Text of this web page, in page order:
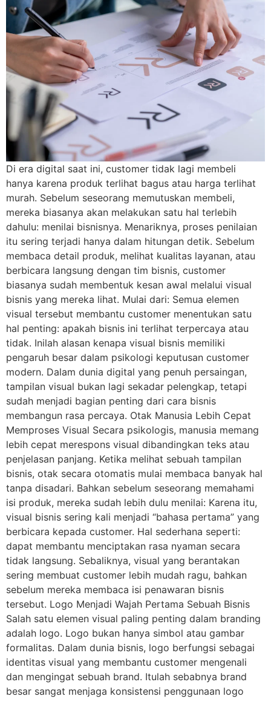
Di era digital saat ini, customer tidak lagi membeli
hanya karena produk terlihat bagus atau harga terlihat
murah. Sebelum seseorang memutuskan membeli,
mereka biasanya akan melakukan satu hal terlebih
dahulu: menilai bisnisnya. Menariknya, proses penilaian
itu sering terjadi hanya dalam hitungan detik. Sebelum
membaca detail produk, melihat kualitas layanan, atau
berbicara langsung dengan tim bisnis, customer
biasanya sudah membentuk kesan awal melalui visual
bisnis yang mereka lihat. Mulai dari: Semua elemen
visual tersebut membantu customer menentukan satu
hal penting: apakah bisnis ini terlihat terpercaya atau
tidak. Inilah alasan kenapa visual bisnis memiliki
pengaruh besar dalam psikologi keputusan customer
modern. Dalam dunia digital yang penuh persaingan,
tampilan visual bukan lagi sekadar pelengkap, tetapi
sudah menjadi bagian penting dari cara bisnis
membangun rasa percaya. Otak Manusia Lebih Cepat
Memproses Visual Secara psikologis, manusia memang
lebih cepat merespons visual dibandingkan teks atau
penjelasan panjang. Ketika melihat sebuah tampilan
bisnis, otak secara otomatis mulai membaca banyak hal
tanpa disadari. Bahkan sebelum seseorang memahami
isi produk, mereka sudah lebih dulu menilai: Karena itu,
visual bisnis sering kali menjadi “bahasa pertama” yang
berbicara kepada customer. Hal sederhana seperti:
dapat membantu menciptakan rasa nyaman secara
tidak langsung. Sebaliknya, visual yang berantakan
sering membuat customer lebih mudah ragu, bahkan
sebelum mereka membaca isi penawaran bisnis
tersebut. Logo Menjadi Wajah Pertama Sebuah Bisnis
Salah satu elemen visual paling penting dalam branding
adalah logo. Logo bukan hanya simbol atau gambar
formalitas. Dalam dunia bisnis, logo berfungsi sebagai
identitas visual yang membantu customer mengenali
dan mengingat sebuah brand. Itulah sebabnya brand
besar sangat menjaga konsistensi penggunaan logo